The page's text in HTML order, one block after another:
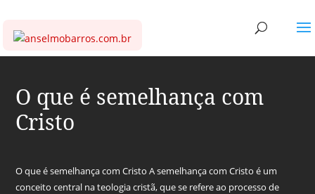
O que é semelhança com
Cristo
O que é semelhança com Cristo A semelhança com Cristo é um
conceito central na teologia cristã, que se refere ao processo de